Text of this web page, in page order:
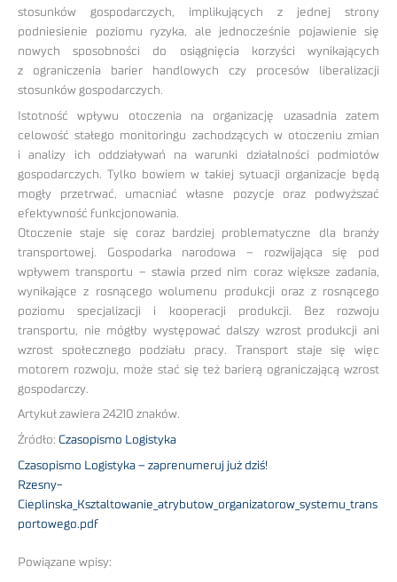
stosunków gospodarczych, implikujących z jednej strony
podniesienie poziomu ryzyka, ale jednocześnie pojawienie się
nowych sposobności do osiągnięcia korzyści wynikających
z ograniczenia barier handlowych czy procesów liberalizacji
stosunków gospodarczych.
Istotność wpływu otoczenia na organizację uzasadnia zatem
celowość stałego monitoringu zachodzących w otoczeniu zmian
i analizy ich oddziaływań na warunki działalności podmiotów
gospodarczych. Tylko bowiem w takiej sytuacji organizacje będą
mogły przetrwać, umacniać własne pozycje oraz podwyższać
efektywność funkcjonowania.
Otoczenie staje się coraz bardziej problematyczne dla branży
transportowej. Gospodarka narodowa – rozwijająca się pod
wpływem transportu – stawia przed nim coraz większe zadania,
wynikające z rosnącego wolumenu produkcji oraz z rosnącego
poziomu specjalizacji i kooperacji produkcji. Bez rozwoju
transportu, nie mógłby występować dalszy wzrost produkcji ani
wzrost społecznego podziału pracy. Transport staje się więc
motorem rozwoju, może stać się też barierą ograniczającą wzrost
gospodarczy.
Artykuł zawiera 24210 znaków.
Źródło: Czasopismo Logistyka
Czasopismo Logistyka – zaprenumeruj już dziś!
Rzesny-
Cieplinska_Ksztaltowanie_atrybutow_organizatorow_systemu_trans
portowego.pdf
Powiązane wpisy: